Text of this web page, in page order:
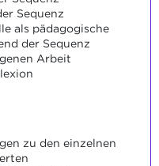
Sequenz
als pädagogische
der Sequenz
Arbeit
zu den einzelnen